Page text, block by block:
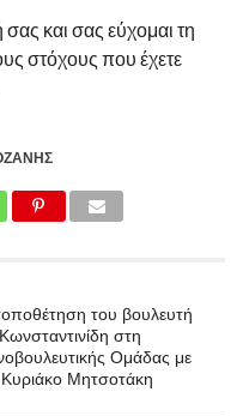
και σας εύχομαι τη
στόχους που έχετε
του βουλευτή
στη
Ομάδας με
Μητσοτάκη